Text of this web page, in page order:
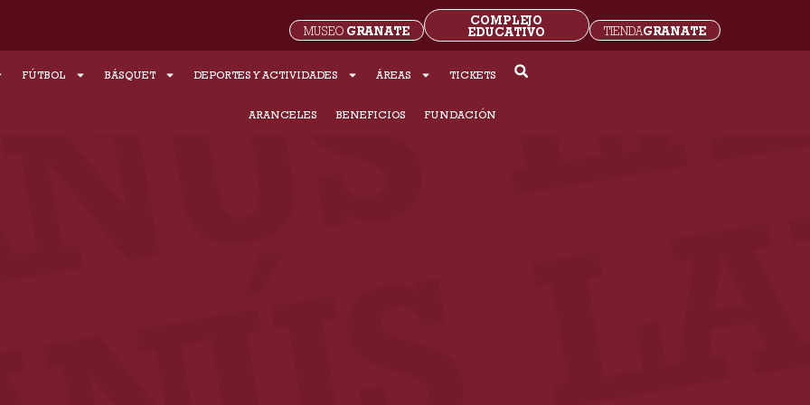
TIENDAGRANATE
COMPLEJO
EDUCATIVO
MUSEO GRANATE
FÚTBOL BÁSQUET DEPORTES Y ACTIVIDADES ÁREAS TICKETS
ARANCELES BENEFICIOS FUNDACIÓN